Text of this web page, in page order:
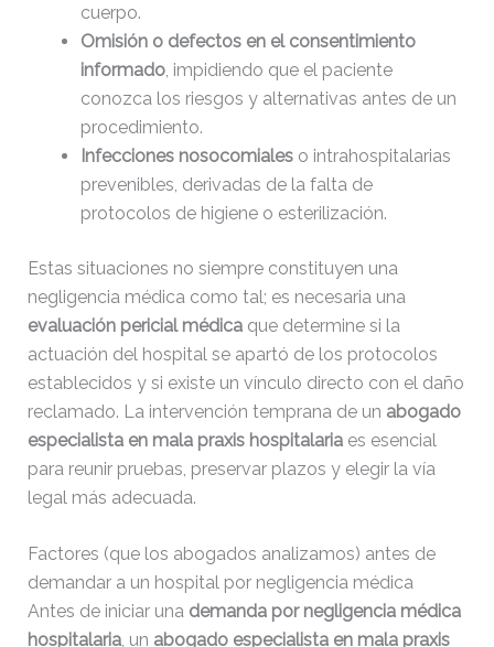
cuerpo.
Omisión o defectos en el consentimiento
informado, impidiendo que el paciente
conozca los riesgos y alternativas antes de un
procedimiento.
Infecciones nosocomialeso intrahospitalarias
prevenibles, derivadas de la falta de
protocolos de higiene o esterilización.
Estas situaciones no siempre constituyen una
negligencia médica como tal; es necesaria una
evaluación pericial médicaque determine si la
actuación del hospital se apartó de los protocolos
establecidos y si existe un vínculo directo con el daño
reclamado. La intervención temprana de un abogado
especialista en mala praxis hospitalariaes esencial
para reunir pruebas, preservar plazos y elegir la vía
legal más adecuada.
Factores (que los abogados analizamos) antes de
demandar a un hospital por negligencia médica
Antes de iniciar una demanda por negligencia médica
hospitalaria, un abogado especialista en mala praxis